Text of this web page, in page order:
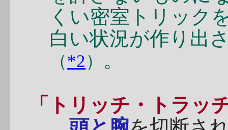
くい密室トリック
白い状況が作り出
（*2） 。
「トリッチ・トラッ